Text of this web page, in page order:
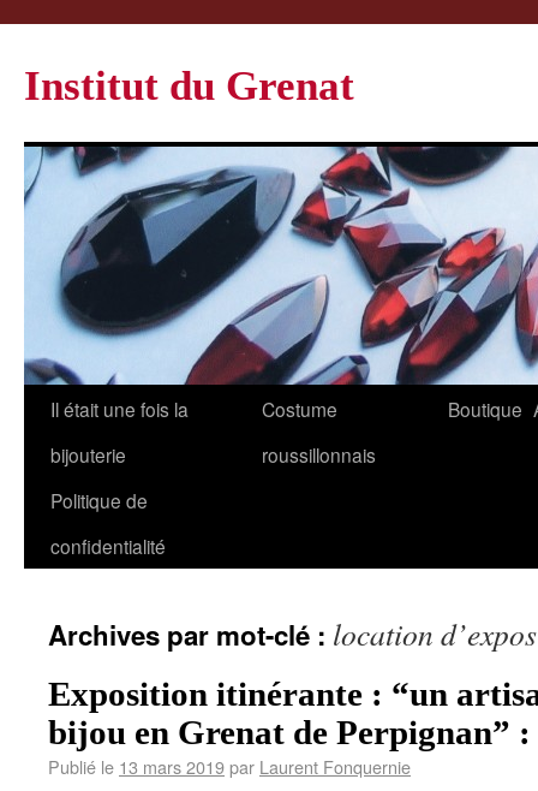
Institut du Grenat
Il était une fois la
bijouterie
Costume
roussillonnais
Boutique
Politique de
confidentialité
Archives par mot-clé : location
Exposition itinérante : “un
bijou en Grenat de Perpignan” :
Publié le 13 mars 2019par Laurent Fonquernie